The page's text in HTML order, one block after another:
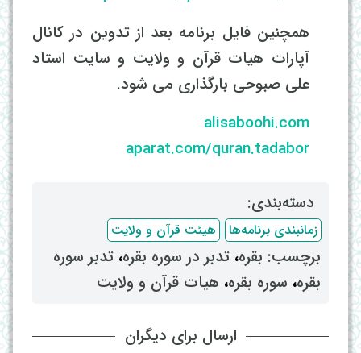
همچنین فایل برنامه بعد از تدوین در کانال
آپارات هیات قرآن و ولایت و سایت استاد
علی صبوحی بارگذاری می شود.
alisaboohi.com
aparat.com/quran.tadabor
دسته‌بندی: ‌
زمانبندی برنامه‌ها هیئت قرآن و ولایت
برچسب: ‌ بقره، ‌ تدبر در سوره بقره، ‌ تدبر سوره
بقره، ‌ سوره بقره، ‌ هیات قرآن و ولایت
ارسال برای دیگران